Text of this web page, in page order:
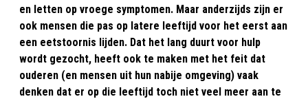
en letten op vroege symptomen. Maar anderzijds zijn er
ook mensen die pas op latere leeftijd voor het eerst aan
een eetstoornis lijden. Dat het lang duurt voor hulp
wordt gezocht, heeft ook te maken met het feit dat
ouderen (en mensen uit hun nabije omgeving) vaak
denken dat er op die leeftijd toch niet veel meer aan te